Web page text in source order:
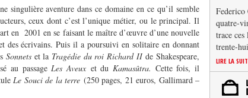
singulière aventure dans ce domaine en ce qu’il semble
ceux dont c’est l’unique métier, ou le principal. Il
en 2001 en se faisant le maître d’œuvre d’une nouvelle
des écrivains. Puis il a poursuivi en solitaire en donnant
Sonnets et la Tragédie du roi Richard IIde Shakespeare,
au passage Les Aveux et du Kamasûtra. Cette fois, il
Le Souci de la terre (250 pages, 21 euros, Gallimard –
quatre-
trace
trente-
LIRE LA